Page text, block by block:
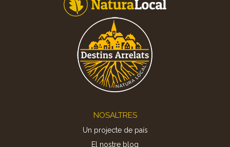
NOSALTRES
Un projecte de país
El nostre blog